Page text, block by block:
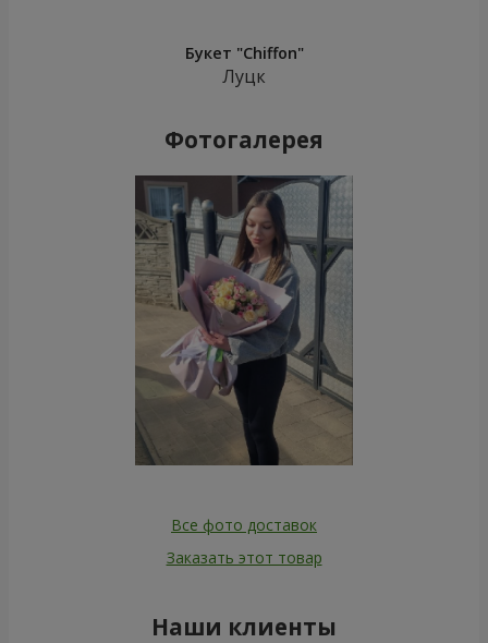
Букет "Chiffon"
Луцк
Фотогалерея
Все фото доставок
Заказать этот товар
Наши клиенты